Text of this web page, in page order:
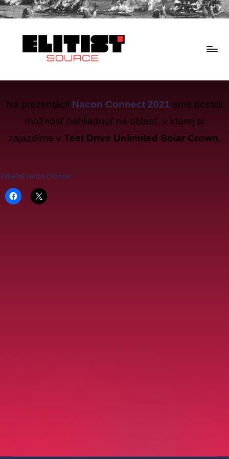
Na prezentácii Nacon Connect 2021 sme dostali
možnosť nahliadnuť na oblasť, v ktorej si
zajazdíme v Test Drive Unlimited Solar Crown.
Zdieľaj tento článok: